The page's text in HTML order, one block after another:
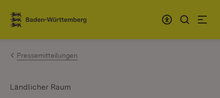
Zum Inhalt springen
Link zur Startseite
Pressemitteilungen
Ländlicher Raum